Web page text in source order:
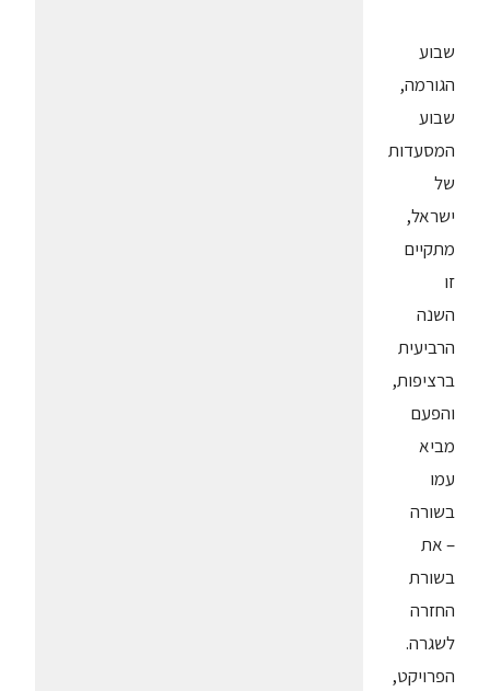
שבוע
הגורמה,
שבוע
המסעדות
של
ישראל,
מתקיים
זו
השנה
הרביעית
ברציפות,
והפעם
מביא
עמו
בשורה
– את
בשורת
החזרה
לשגרה.
הפרויקט,